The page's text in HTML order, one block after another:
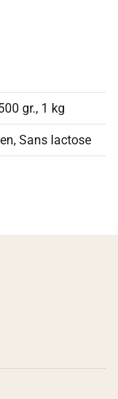
gr., 1 kg
, Sans lactose